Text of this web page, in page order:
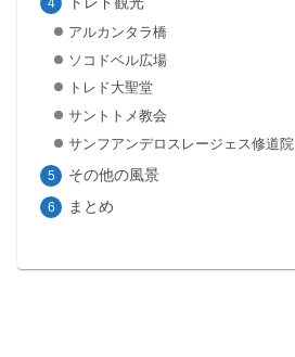
アルカンタラ橋
ソコドベル広場
トレド大聖堂
サントトメ教会
サンフアンデロスレージェス修道院
その他の風景
まとめ